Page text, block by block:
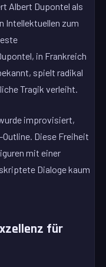
Albert Dupontel als
Intellektuellen zum
in Frankreich
spielt radikal
Tragik verleiht.
improvisiert,
Diese Freiheit
mit einer
Dialoge kaum
für